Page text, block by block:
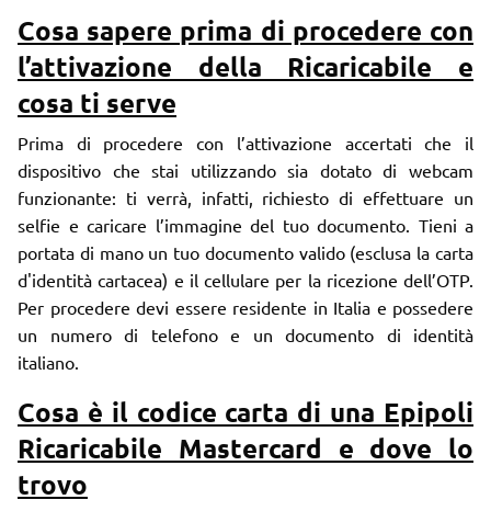
Cosa sapere prima di procedere con
l’attivazione della Ricaricabile e
cosa ti serve
Prima di procedere con l’attivazione accertati che il
dispositivo che stai utilizzando sia dotato di webcam
funzionante: ti verrà, infatti, richiesto di effettuare un
selfie e caricare l’immagine del tuo documento. Tieni a
portata di mano un tuo documento valido (esclusa la carta
d'identità cartacea) e il cellulare per la ricezione dell’OTP.
Per procedere devi essere residente in Italia e possedere
un numero di telefono e un documento di identità
italiano.
Cosa è il codice carta di una Epipoli
Ricaricabile Mastercard e dove lo
trovo